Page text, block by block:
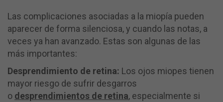
Las complicaciones asociadas a la miopía pueden
aparecer de forma silenciosa, y cuando las notas, a
veces ya han avanzado. Estas son algunas de las
más importantes:
Desprendimiento de retina: Los ojos miopes tienen
mayor riesgo de sufrir desgarros
o desprendimientos de retina, especialmente si